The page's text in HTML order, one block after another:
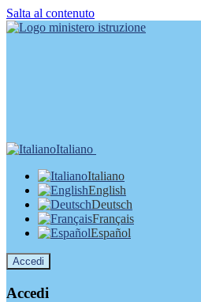
Salta al contenuto
Italiano
Italiano
English
Deutsch
Français
Español
Accedi
Accedi